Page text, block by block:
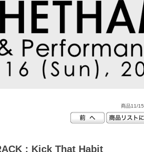
商品11/15
: Kick That Habit